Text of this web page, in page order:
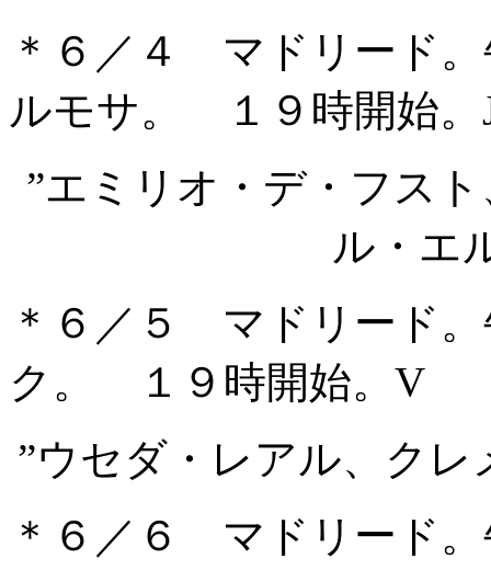
＊６／４ マドリード
ルモサ。 １９時開始。
”エミリオ・デ・フス
ル・エ
＊６／５ マドリード
ク。 １９時開始。V
”ウセダ・レアル、ク
＊６／６ マドリード